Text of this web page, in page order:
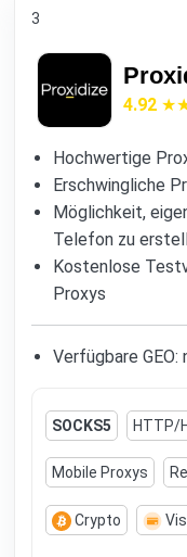
3
4.92
Hochwertige
Erschwingliche
Möglichkeit,
Telefon zu
Kostenlose
Proxys
Verfügbare
SOCKS5 HTTP/
Mobile Proxys
Crypto